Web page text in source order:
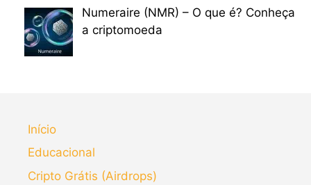
Numeraire (NMR) – O que é? Conheça
a criptomoeda
Início
Educacional
Cripto Grátis (Airdrops)